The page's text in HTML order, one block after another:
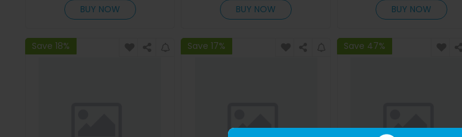
BUY NOW
BUY NOW
BUY NOW
Save 18% Save 17% Save 47%